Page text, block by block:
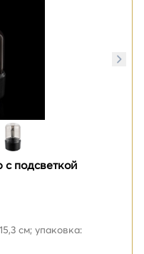
подсветкой
см; упаковка: